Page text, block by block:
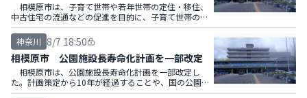
相模原市は、子育て世帯や若年世帯の定住・移住、
中古住宅の流通などの促進を目的に、子育て世帯の中
古住宅購入費や親世帯が所有する住宅改修費の一部を
補助する。
神奈川 8/7 18:50
相模原市 公園施設長寿命化計画を一部改定
相模原市は、公園施設長寿命化計画を一部改定し
た。計画策定から10年が経過することや、国の公園施
設長寿命化計画策定指針の改定などを踏まえ見直し